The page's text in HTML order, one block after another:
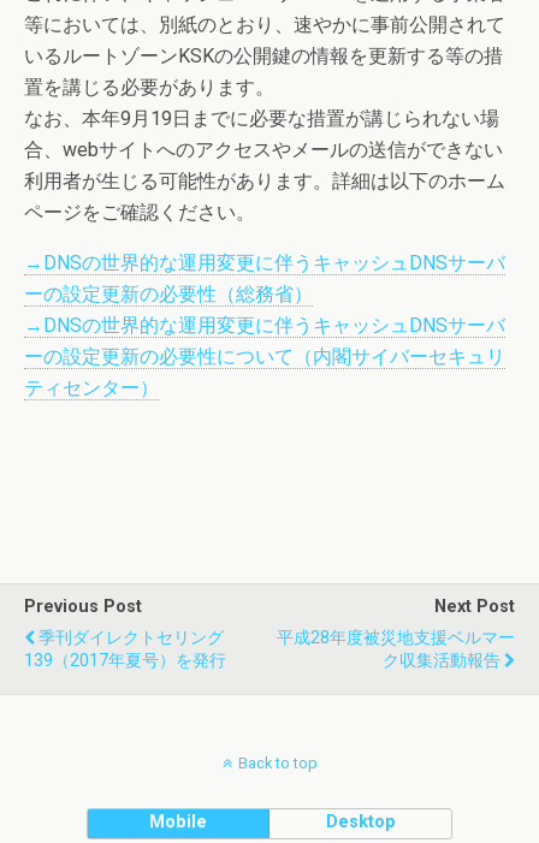
等においては、別紙のとおり、速やかに事前公開されて
いるルートゾーンKSKの公開鍵の情報を更新する等の措
置を講じる必要があります。
なお、本年9月19日までに必要な措置が講じられない場
合、webサイトへのアクセスやメールの送信ができない
利用者が生じる可能性があります。詳細は以下のホーム
ページをご確認ください。
→DNSの世界的な運用変更に伴うキャッシュDNSサーバ
ーの設定更新の必要性（総務省）
→DNSの世界的な運用変更に伴うキャッシュDNSサーバ
ーの設定更新の必要性について（内閣サイバーセキュリ
ティセンター）
Previous Post
季刊ダイレクトセリング
139（2017年夏号）を発行
Next Post
平成28年度被災地支援ベルマー
ク収集活動報告
Back to top
Mobile Desktop